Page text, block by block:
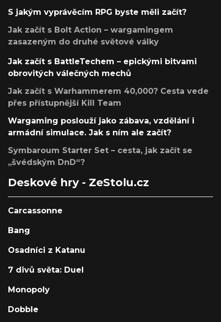
S jakým vyprávěcím RPG byste měli začít?
Jak začít s Bolt Action – wargamingem
zasazeným do druhé světové války
Jak začít s BattleTechem – epickými bitvami
obrovitých válečných mechů
Jak začít s Warhammerem 40,000? Cesta vede
přes přístupnější Kill Team
Wargaming poslouží jako zábava, vzdělání i
armádní simulace. Jak s ním ale začít?
Symbaroum Starter Set – cesta, jak začít se
„švédským DnD“?
Deskové hry - ZeStolu.cz
Carcassonne
Bang
Osadníci z Katanu
7 divů světa: Duel
Monopoly
Dobble